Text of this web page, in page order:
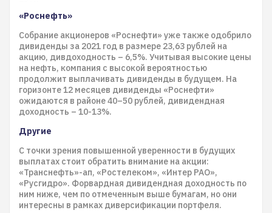
«Роснефть»
Собрание акционеров «Роснефти» уже также одобрило
дивиденды за 2021 год в размере 23,63 рублей на
акцию, дивдоходность – 6,5%. Учитывая высокие цены
на нефть, компания с высокой вероятностью
продолжит выплачивать дивиденды в будущем. На
горизонте 12 месяцев дивиденды «Роснефти»
ожидаются в районе 40–50 рублей, дивидендная
доходность – 10-13%.
Другие
С точки зрения повышенной уверенности в будущих
выплатах стоит обратить внимание на акции:
«Транснефть»-ап, «Ростелеком», «Интер РАО»,
«Русгидро». Форвардная дивидендная доходность по
ним ниже, чем по отмеченным выше бумагам, но они
интересны в рамках диверсификации портфеля.